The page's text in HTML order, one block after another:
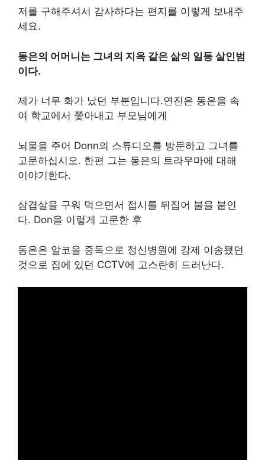
저를 구해주셔서 감사하다는 편지를 이렇게 보내주
세요.
동은의 어머니는 그녀의 지옥 같은 삶의 일등 살인범
이다.
제가 너무 화가 났던 부분입니다.연진은 동은을 속
여 학교에서 쫓아내고 부모님에게
뇌물을 주어 Donn의 스튜디오를 방문하고 그녀를
고문하십시오. 한편 그는 동은의 트라우마에 대해
이야기한다.
삼겹살을 구워 먹으면서 접시를 뒤집어 불을 붙인
다. Don을 이렇게 고문한 후
동은은 알코올 중독으로 정신병원에 강제 이송됐던
것으로 집에 있던 CCTV에 고스란히 드러난다.